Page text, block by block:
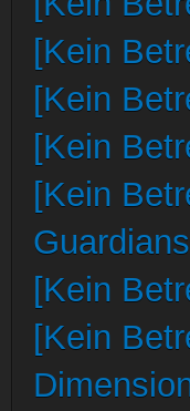
[Kein
[Kein
[Kein
[Kein
[Kein
[Kein